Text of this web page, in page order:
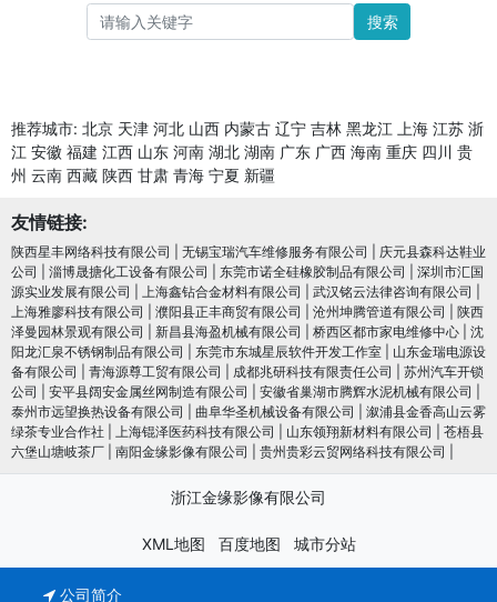
搜索
推荐城市: 北京 天津 河北 山西 内蒙古 辽宁 吉林 黑龙江 上海 江苏 浙
江 安徽 福建 江西 山东 河南 湖北 湖南 广东 广西 海南 重庆 四川 贵
州 云南 西藏 陕西 甘肃 青海 宁夏 新疆
友情链接:
陕西星丰网络科技有限公司 无锡宝瑞汽车维修服务有限公司
庆元县森科达鞋业
公司
淄博晟搪化工设备有限公司 东莞市诺全硅橡胶制品有限公司
深圳市汇国
源实业发展有限公司
上海鑫钻合金材料有限公司 武汉铭云法律咨询有限公司
上海雅廖科技有限公司
濮阳县正丰商贸有限公司 沧州坤腾管道有限公司
陕西
泽曼园林景观有限公司
新昌县海盈机械有限公司 桥西区都市家电维修中心
沈
阳龙汇泉不锈钢制品有限公司
东莞市东城星辰软件开发工作室
山东金瑞电源设
备有限公司
青海源尊工贸有限公司 成都兆研科技有限责任公司
苏州汽车开锁
公司
安平县阔安金属丝网制造有限公司 安徽省巢湖市腾辉水泥机械有限公司
泰州市远望换热设备有限公司
曲阜华圣机械设备有限公司
溆浦县金香高山云雾
绿茶专业合作社
上海锟泽医药科技有限公司 山东领翔新材料有限公司
苍梧县
六堡山塘岐茶厂
南阳金缘影像有限公司 贵州贵彩云贸网络科技有限公司
浙江金缘影像有限公司
XML地图 百度地图 城市分站
公司简介